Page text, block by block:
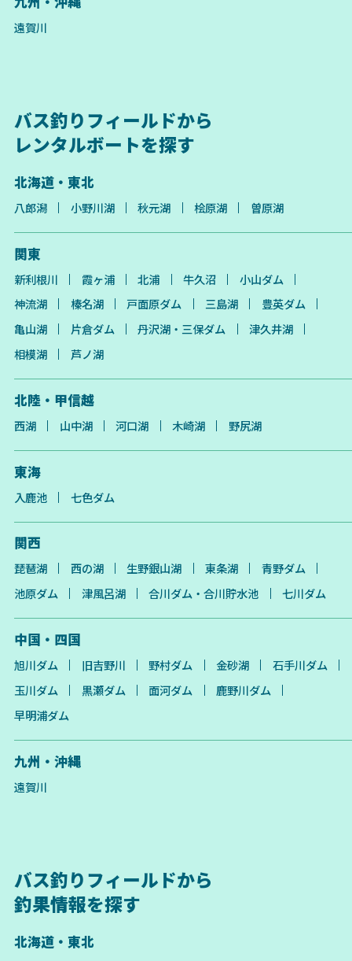
遠賀川
バス釣りフィールドから
レンタルボートを探す
北海道・東北
八郎潟 小野川湖 秋元湖 桧原湖 曽原湖
関東
新利根川 霞ヶ浦 北浦 牛久沼
小山ダム
神流湖
榛名湖 戸面原ダム 三島湖
豊英ダム
亀山湖
片倉ダム 丹沢湖・三保ダム
津久井湖
相模湖
芦ノ湖
北陸・甲信越
西湖 山中湖 河口湖 木崎湖 野尻湖
東海
入鹿池 七色ダム
関西
琵琶湖 西の湖 生野銀山湖 東条湖
青野ダム
池原ダム
津風呂湖 合川ダム・合川貯水池 七川ダム
中国・四国
旭川ダム 旧吉野川 野村ダム 金砂湖
石手川ダム
玉川ダム
黒瀬ダム 面河ダム
鹿野川ダム
早明浦ダム
九州・沖縄
遠賀川
バス釣りフィールドから
釣果情報を探す
北海道・東北